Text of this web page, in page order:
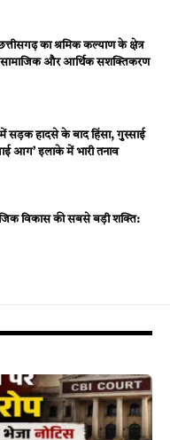
का श्रमिक कल्याण के क्षेत्र
सामाजिक और आर्थिक सशक्तिकरण
सड़क हादसे के बाद हिंसा, गुस्साई
आग’ इलाके में भारी तनाव
विकास की सबसे बड़ी शक्ति: